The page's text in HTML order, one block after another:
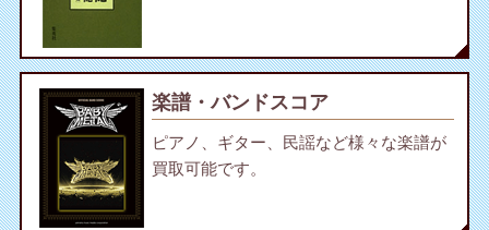
楽譜・バンドスコア
ピアノ、ギター、民謡など様々な楽譜が
買取可能です。